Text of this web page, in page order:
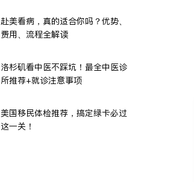
赴美看病，真的适合你吗？优势、
费用、流程全解读
洛杉矶看中医不踩坑！最全中医诊
所推荐+就诊注意事项
美国移民体检推荐，搞定绿卡必过
这一关！